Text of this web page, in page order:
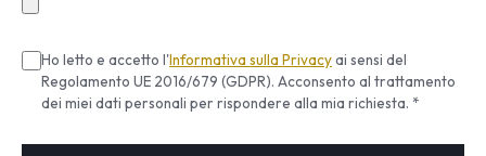
Ho letto e accetto l'Informativa sulla Privacyai sensi del
Regolamento UE 2016/679 (GDPR). Acconsento al trattamento
dei miei dati personali per rispondere alla mia richiesta. *